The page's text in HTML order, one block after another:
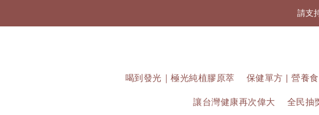
請支
喝到發光｜極光純植膠原萃 保健單方 | 營養
讓台灣健康再次偉大 全民抽